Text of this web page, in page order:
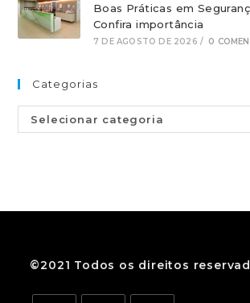
Boas Práticas em
Confira importância
7 DE AGOSTO DE 2026 / 0
Categorias
Selecionar categoria
©2021 Todos os direitos